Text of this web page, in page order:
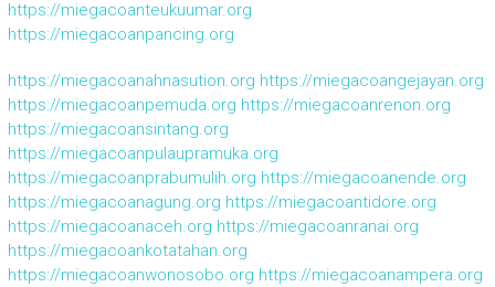
https://miegacoanteukuumar.org
https://miegacoanpancing.org
https://miegacoanahnasution.org https://miegacoangejayan.org
https://miegacoanpemuda.org https://miegacoanrenon.org
https://miegacoansintang.org
https://miegacoanpulaupramuka.org
https://miegacoanprabumulih.org https://miegacoanende.org
https://miegacoanagung.org https://miegacoantidore.org
https://miegacoanaceh.org https://miegacoanranai.org
https://miegacoankotatahan.org
https://miegacoanwonosobo.org https://miegacoanampera.org